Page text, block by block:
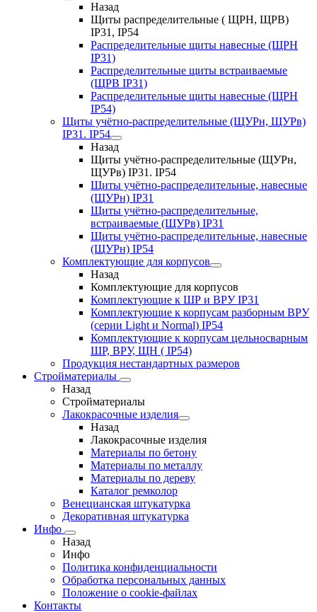
Назад
Щиты распределительные ( ЩРН, ЩРВ)
IP31, IP54
Распределительные щиты навесные (ЩРН
IP31)
Распределительные щиты встраиваемые
(ЩРВ IP31)
Распределительные щиты навесные (ЩРН
IP54)
Щиты учётно-распределительные (ЩУРн, ЩУРв)
IP31. IP54
Назад
Щиты учётно-распределительные (ЩУРн,
ЩУРв) IP31. IP54
Щиты учётно-распределительные, навесные
(ЩУРн) IP31
Щиты учётно-распределительные,
встраиваемые (ЩУРв) IP31
Щиты учётно-распределительные, навесные
(ЩУРн) IP54
Комплектующие для корпусов
Назад
Комплектующие для корпусов
Комплектующие к ШР и ВРУ IP31
Комплектующие к корпусам разборным ВРУ
(серии Light и Normal) IP54
Комплектующие к корпусам цельносварным
ШР, ВРУ, ЩН ( IP54)
Продукция нестандартных размеров
Стройматериалы
Назад
Стройматериалы
Лакокрасочные изделия
Назад
Лакокрасочные изделия
Материалы по бетону
Материалы по металлу
Материалы по дереву
Каталог ремколор
Венецианская штукатурка
Декоративная штукатурка
Инфо
Назад
Инфо
Политика конфиденциальности
Обработка персональных данных
Положение о cookie-файлах
Контакты